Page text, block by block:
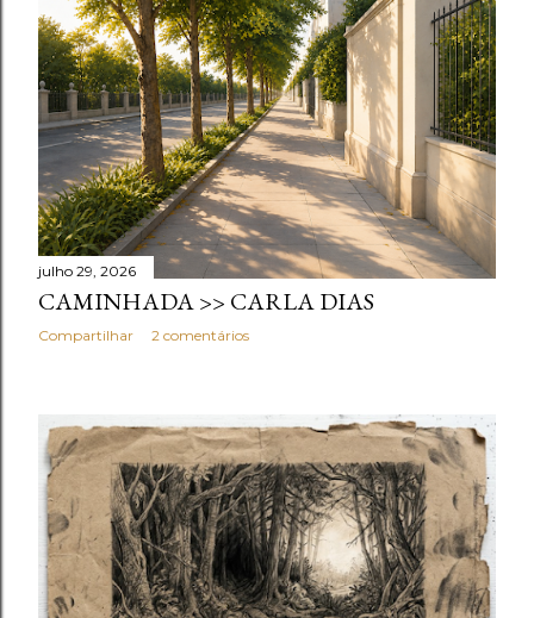
julho 29, 2026
CAMINHADA >> CARLA DIAS
Compartilhar 2 comentários